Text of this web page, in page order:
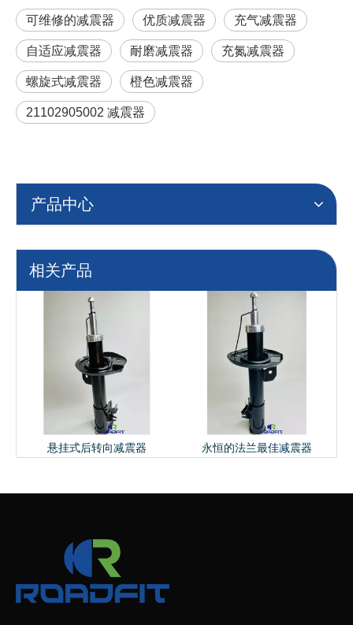
可维修的减震器 优质减震器 充气减震器
自适应减震器 耐磨减震器 充氮减震器
螺旋式减震器 橙色减震器
21102905002 减震器
产品中心
相关产品
永恒的法兰最佳减震器 顶级精密避震器